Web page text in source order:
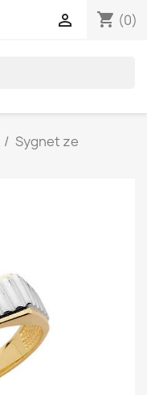
shopping_cart (0)

Sygnet ze